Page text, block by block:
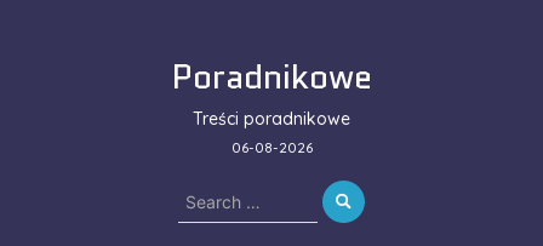
Poradnikowe
Treści poradnikowe
06-08-2026
Search
for: